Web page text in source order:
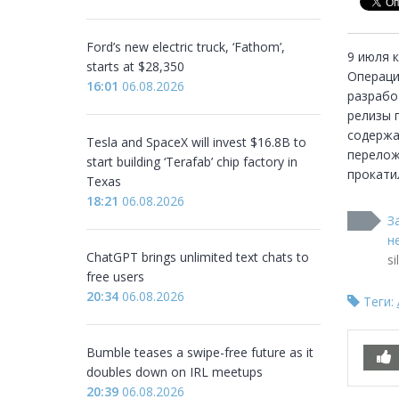
Ford’s new electric truck, ‘Fathom’,
starts at $28,350
16:01 06.08.2026
Tesla and SpaceX will invest $16.8B to
start building ‘Terafab’ chip factory in
Texas
18:21 06.08.2026
ChatGPT brings unlimited text chats to
free users
20:34 06.08.2026
Bumble teases a swipe-free future as it
doubles down on IRL meetups
20:39 06.08.2026
9 июля
релизы
Теги: